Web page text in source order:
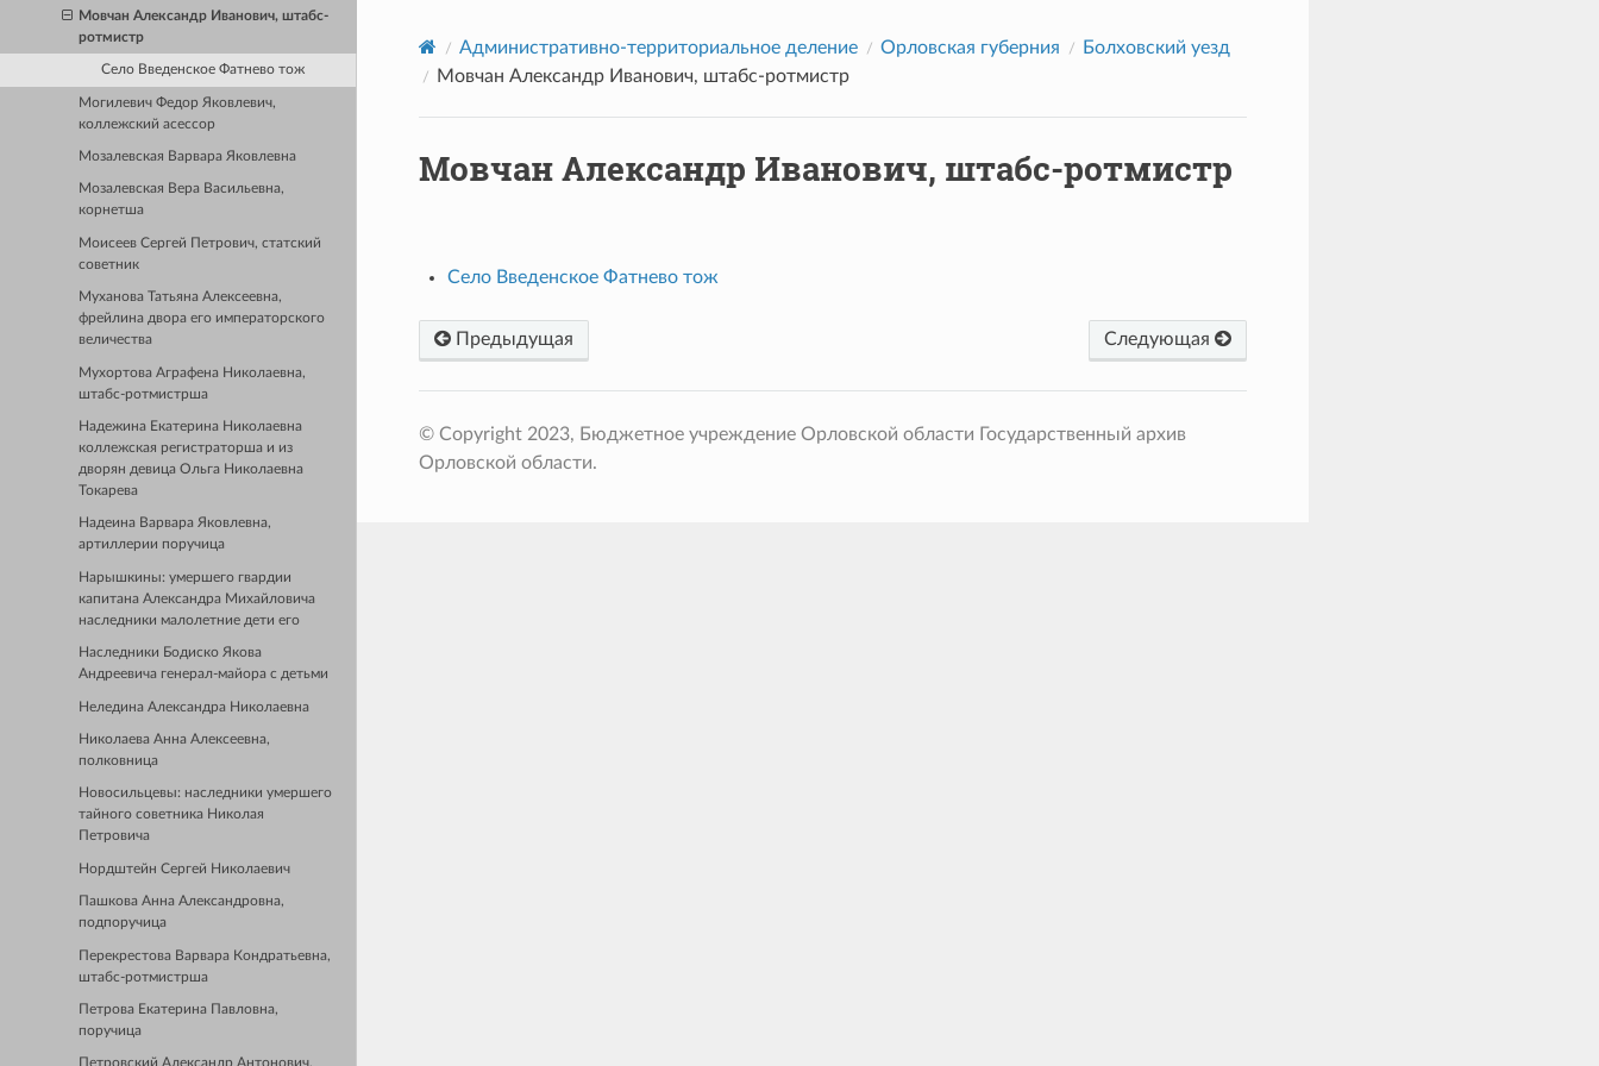
Мовчан Александр Иванович, штабс-
ротмистр
Село Введенское Фатнево тож
Могилевич Федор Яковлевич,
коллежский асессор
Мозалевская Варвара Яковлевна
Мозалевская Вера Васильевна,
корнетша
Моисеев Сергей Петрович, статский
советник
Муханова Татьяна Алексеевна,
фрейлина двора его императорского
величества
Мухортова Аграфена Николаевна,
штабс-ротмистрша
Надежина Екатерина Николаевна
коллежская регистраторша и из
дворян девица Ольга Николаевна
Токарева
Надеина Варвара Яковлевна,
артиллерии поручица
Нарышкины: умершего гвардии
капитана Александра Михайловича
наследники малолетние дети его
Наследники Бодиско Якова
Андреевича генерал-майора с детьми
Неледина Александра Николаевна
Николаева Анна Алексеевна,
полковница
Новосильцевы: наследники умершего
тайного советника Николая
Петровича
Нордштейн Сергей Николаевич
Пашкова Анна Александровна,
подпоручица
Перекрестова Варвара Кондратьевна,
штабс-ротмистрша
Петрова Екатерина Павловна,
поручица
Административно-территориальное деление Орловская губерния
Болховский уезд
Мовчан Александр Иванович, штабс-ротмистр
Мовчан Александр Иванович, штабс-ротмистр
Село Введенское Фатнево тож
Предыдущая Следующая
© Copyright 2023, Бюджетное учреждение Орловской области Государственный архив
Орловской области.